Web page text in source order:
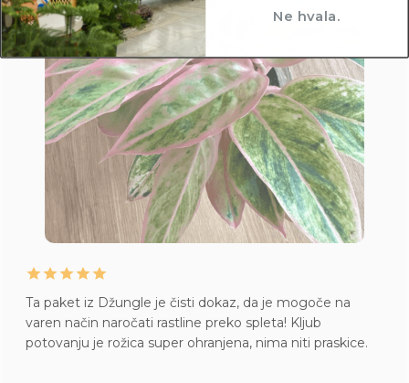
Ta paket iz Džungle je čisti dokaz, da je mogoče na
varen način naročati rastline preko spleta! Kljub
potovanju je rožica super ohranjena, nima niti praskice.
Ne hvala.